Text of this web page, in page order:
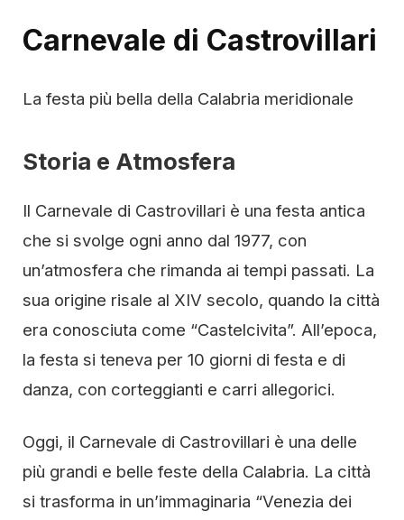
Carnevale di Castrovillari
La festa più bella della Calabria meridionale
Storia e Atmosfera
Il Carnevale di Castrovillari è una festa antica
che si svolge ogni anno dal 1977, con
un’atmosfera che rimanda ai tempi passati. La
sua origine risale al XIV secolo, quando la città
era conosciuta come “Castelcivita”. All’epoca,
la festa si teneva per 10 giorni di festa e di
danza, con corteggianti e carri allegorici.
Oggi, il Carnevale di Castrovillari è una delle
più grandi e belle feste della Calabria. La città
si trasforma in un’immaginaria “Venezia dei